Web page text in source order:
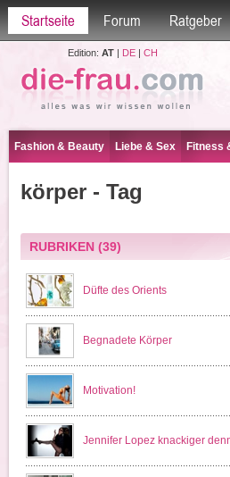
Startseite Forum Ratgeber
Edition: AT| DE| CH
Fashion & Beauty Liebe & Sex Fitness
körper - Tag
RUBRIKEN(39)
Düfte des Orients
Begnadete Körper
Motivation!
Jennifer Lopez knackiger